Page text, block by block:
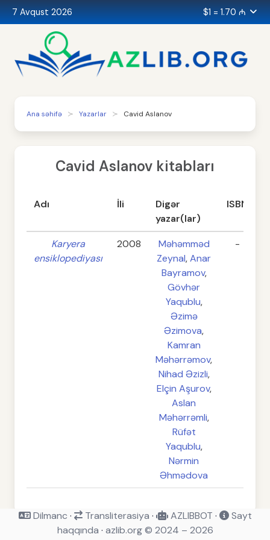
7 Avqust 2026 $1 = 1.70 ₼
Ana səhifə Yazarlar Cavid Aslanov
Cavid Aslanov kitabları
Adı İli
Digər
yazar(lar)
ISBN
Karyera
ensiklopediyası
2008
Məhəmməd
Zeynal,Anar
Bayramov,
Gövhər
Yaqublu,
Əzimə
Əzimova,
Kamran
Məhərrəmov,
Nihad Əzizli,
Elçin Aşurov,
Aslan
Məhərrəmli,
Rüfət
Yaqublu,
Nərmin
Əhmədova
-
Dilmanc · Transliterasiya · AZLIBBOT ·
Sayt
haqqında · azlib.org © 2024 – 2026